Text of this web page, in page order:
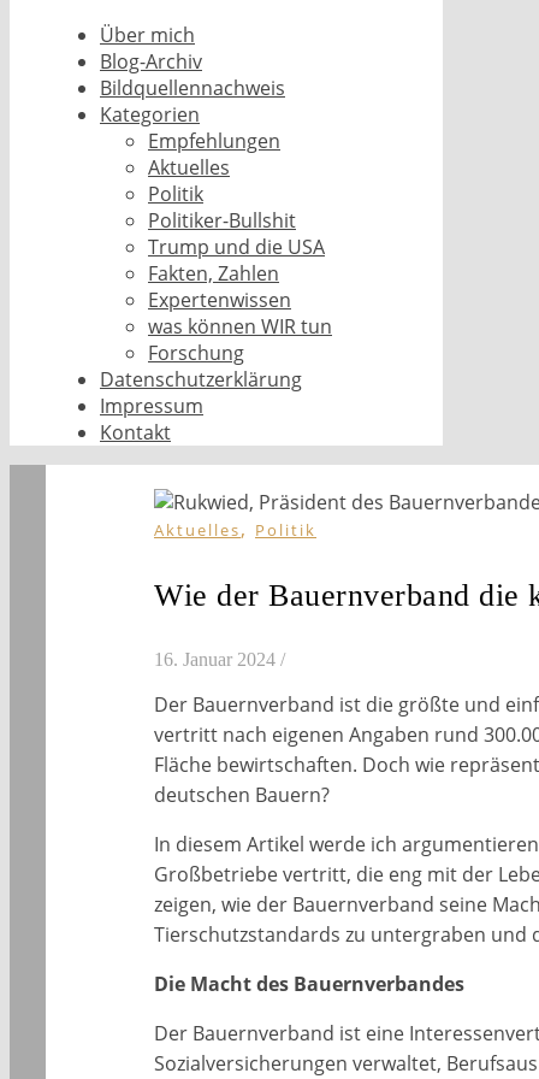
Über mich
Blog-Archiv
Bildquellennachweis
Kategorien
Empfehlungen
Aktuelles
Politik
Politiker-Bullshit
Trump und die USA
Fakten, Zahlen
Expertenwissen
was können WIR tun
Forschung
Datenschutzerklärung
Impressum
Kontakt
Aktuelles, Politik
Wie der Bauernverband die
16. Januar 2024 /
Der Bauernverband ist die größte und
vertritt nach eigenen Angaben rund
Fläche bewirtschaften. Doch wie
deutschen Bauern?
In diesem Artikel werde ich
Großbetriebe vertritt, die eng mit der
zeigen, wie der Bauernverband seine
Tierschutzstandards zu untergraben und
Die Macht des Bauernverbandes
Der Bauernverband ist eine
Sozialversicherungen verwaltet,